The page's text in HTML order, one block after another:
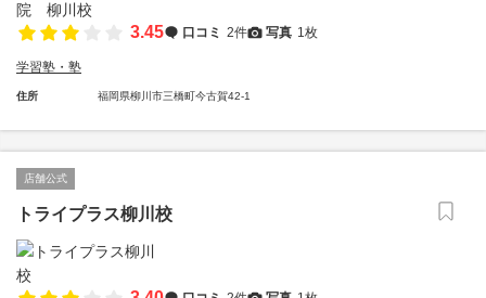
3.45 口コミ 2件 写真 1枚
学習塾・塾
住所 福岡県柳川市三橋町今古賀42-1
店舗公式
トライプラス柳川校